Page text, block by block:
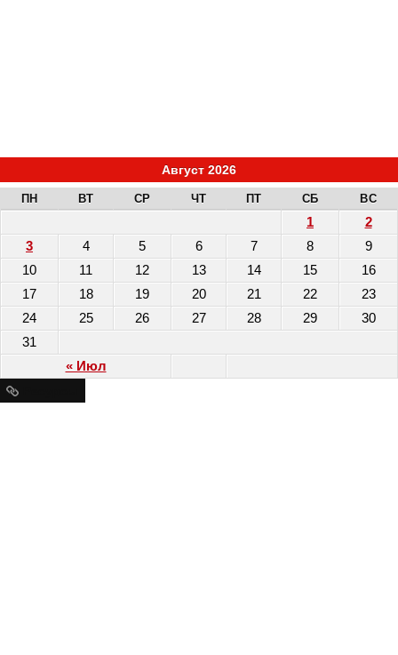
Август 2026
ПН ВТ СР ЧТ ПТ СБ ВС
« Июл
1
2
3
4 5 6 7 8
9
10
11 12 13 14 15
16
17
18 19 20 21 22
23
24
25 26 27 28 29
30
31